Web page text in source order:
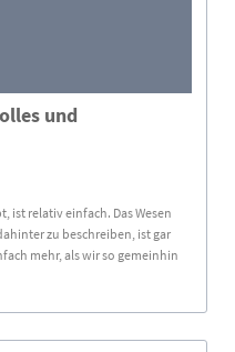
und
ist relativ einfach. Das Wesen
zu beschreiben, ist gar
mehr, als wir so gemeinhin